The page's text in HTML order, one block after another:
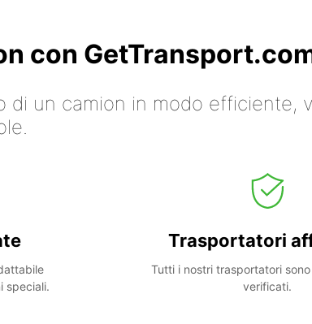
con
un camion in modo efficiente,
speciali.
Trasportatori
Tutti i nostri trasportatori
verificati.